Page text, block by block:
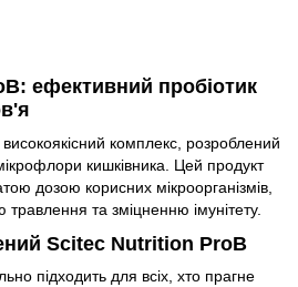
ефективний пробіотик
комплекс, розроблений
кишківника. Цей продукт
дозою корисних мікроорганізмів,
та зміцненню імунітету.
Scitec Nutrition ProB
підходить для всіх, хто прагне